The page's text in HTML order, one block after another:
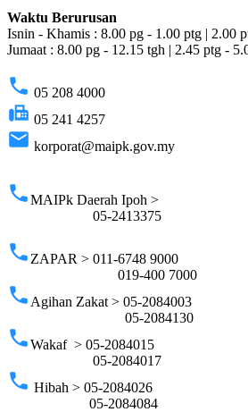
Waktu Berurusan
Isnin - Khamis : 8.00 pg - 1.00 ptg | 2.00
Jumaat : 8.00 pg - 12.15 tgh | 2.45 ptg -
phone 05 208 4000
fax 05 241 4257
email korporat@maipk.gov.my
phoneMAIPk Daerah Ipoh >
05-2413375
phone ZAPAR > 011-6748 9000
019-400 7000
phone Agihan Zakat > 05-2084003
05-2084130
phoneWakaf > 05-2084015
05-2084017
phone Hibah > 05-2084026
05-2084084